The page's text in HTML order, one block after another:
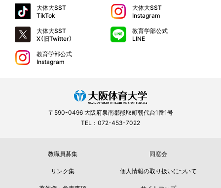
大体大SST
TikTok
大体大SST
Instagram
大体大SST
X（旧Twitter）
教育学部公式
LINE
教育学部公式
Instagram
〒590-0496 大阪府泉南郡熊取町朝代台1番1号
TEL：072-453-7022
教職員募集
同窓会
リンク集
個人情報の取り扱いについて